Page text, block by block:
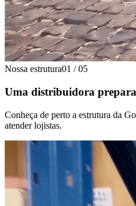
Nossa estrutura01 / 05
Uma distribuidora
Conheça de perto a estrutura da
atender lojistas.